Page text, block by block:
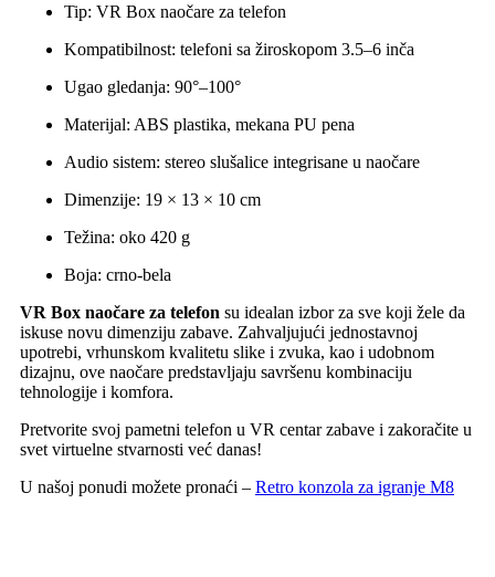
Tip: VR Box naočare za telefon
Kompatibilnost: telefoni sa žiroskopom 3.5–6 inča
Ugao gledanja: 90°–100°
Materijal: ABS plastika, mekana PU pena
Audio sistem: stereo slušalice integrisane u naočare
Dimenzije: 19 × 13 × 10 cm
Težina: oko 420 g
Boja: crno-bela
VR Box naočare za telefon su idealan izbor za sve koji žele da
iskuse novu dimenziju zabave. Zahvaljujući jednostavnoj
upotrebi, vrhunskom kvalitetu slike i zvuka, kao i udobnom
dizajnu, ove naočare predstavljaju savršenu kombinaciju
tehnologije i komfora.
Pretvorite svoj pametni telefon u VR centar zabave i zakoračite u
svet virtuelne stvarnosti već danas!
U našoj ponudi možete pronaći – Retro konzola za igranje M8